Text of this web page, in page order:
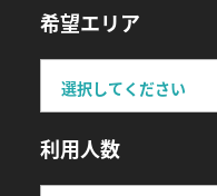
希望エリア
利用人数